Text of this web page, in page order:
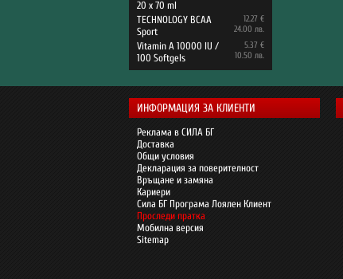
20 x 70 ml
TECHNOLOGY BCAA
Sport
12.27 €
24.00 лв.
Vitamin A 10000 IU /
100 Softgels
5.37 €
10.50 лв.
ИНФОРМАЦИЯ ЗА КЛИЕНТИ
Реклама в СИЛА БГ
Доставка
Общи условия
Декларация за поверителност
Връщане и замяна
Кариери
Сила БГ Програма Лоялен Клиент
Проследи пратка
Мобилна версия
Sitemap